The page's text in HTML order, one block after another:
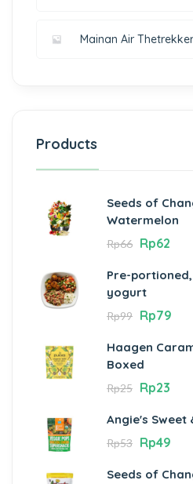
Mainan Air
Products
Seeds of
Watermelon
Rp66 Rp62
Pre-
yogurt
Rp99 Rp79
Haagen
Boxed
Rp25 Rp23
Angie's Sweet
Rp53 Rp49
Seeds of